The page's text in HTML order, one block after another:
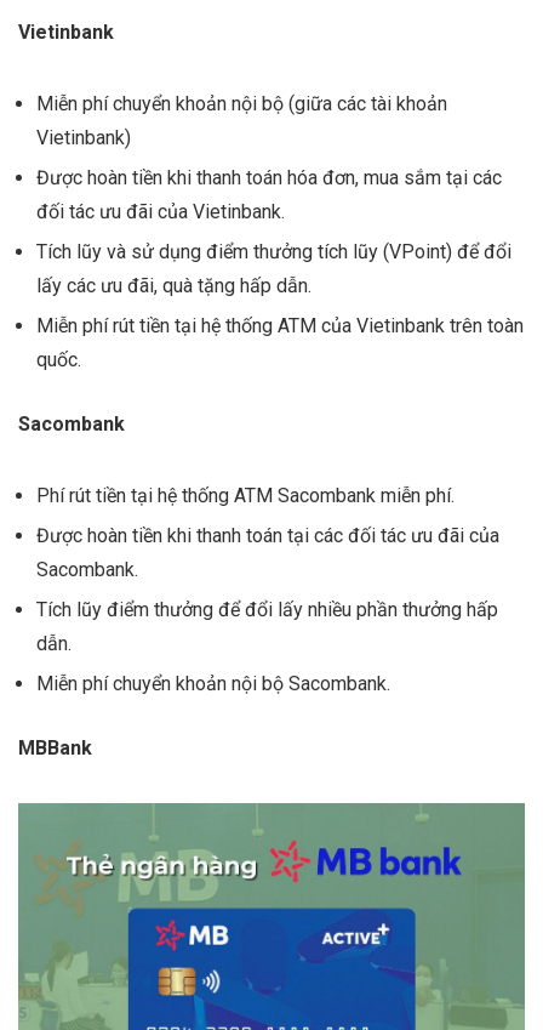
Vietinbank
Miễn phí chuyển khoản nội bộ (giữa các tài khoản
Vietinbank)
Được hoàn tiền khi thanh toán hóa đơn, mua sắm tại các
đối tác ưu đãi của Vietinbank.
Tích lũy và sử dụng điểm thưởng tích lũy (VPoint) để đổi
lấy các ưu đãi, quà tặng hấp dẫn.
Miễn phí rút tiền tại hệ thống ATM của Vietinbank trên toàn
quốc.
Sacombank
Phí rút tiền tại hệ thống ATM Sacombank miễn phí.
Được hoàn tiền khi thanh toán tại các đối tác ưu đãi của
Sacombank.
Tích lũy điểm thưởng để đổi lấy nhiều phần thưởng hấp
dẫn.
Miễn phí chuyển khoản nội bộ Sacombank.
MBBank